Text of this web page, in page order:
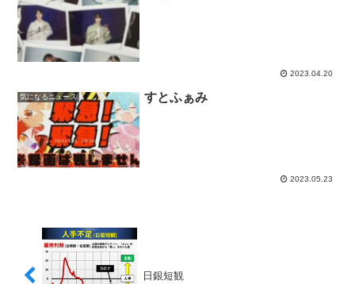
2023.04.20
気になるニュース すとふぁみ
2023.05.23
日銀短観